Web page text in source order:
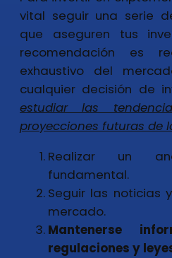
vital seguir una serie
que aseguren tus
recomendación es
exhaustivo del
cualquier decisión de
estudiar las
proyecciones futuras de
Realizar un
fundamental.
Seguir las noticias
mercado.
Mantenerse
regulaciones y